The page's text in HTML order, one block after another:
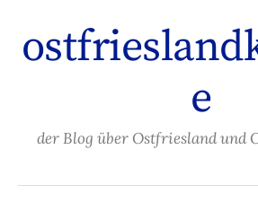
Inhalt
überspringen
e
der Blog über Ostfriesland und